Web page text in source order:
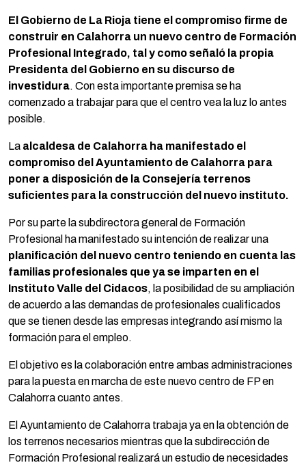
El Gobierno de La Rioja tiene el compromiso firme de
construir en Calahorra un nuevo centro de Formación
Profesional Integrado, tal y como señaló la propia
Presidenta del Gobierno en su discurso de
investidura. Con esta importante premisa se ha
comenzado a trabajar para que el centro vea la luz lo antes
posible.
La alcaldesa de Calahorra ha manifestado el
compromiso del Ayuntamiento de Calahorra para
poner a disposición de la Consejería terrenos
suficientes para la construcción del nuevo instituto.
Por su parte la subdirectora general de Formación
Profesional ha manifestado su intención de realizar una
planificación del nuevo centro teniendo en cuenta las
familias profesionales que ya se imparten en el
Instituto Valle del Cidacos, la posibilidad de su ampliación
de acuerdo a las demandas de profesionales cualificados
que se tienen desde las empresas integrando así mismo la
formación para el empleo.
El objetivo es la colaboración entre ambas administraciones
para la puesta en marcha de este nuevo centro de FP en
Calahorra cuanto antes.
El Ayuntamiento de Calahorra trabaja ya en la obtención de
los terrenos necesarios mientras que la subdirección de
Formación Profesional realizará un estudio de necesidades